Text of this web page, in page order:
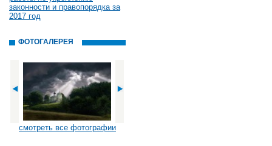
законности и правопорядка за
2017 год
ФОТОГАЛЕРЕЯ
смотреть все фотографии